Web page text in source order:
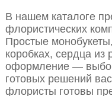
В нашем каталоге
флористических
Простые
коробках, сердца из
оформление —
готовых решений
флористы готовы